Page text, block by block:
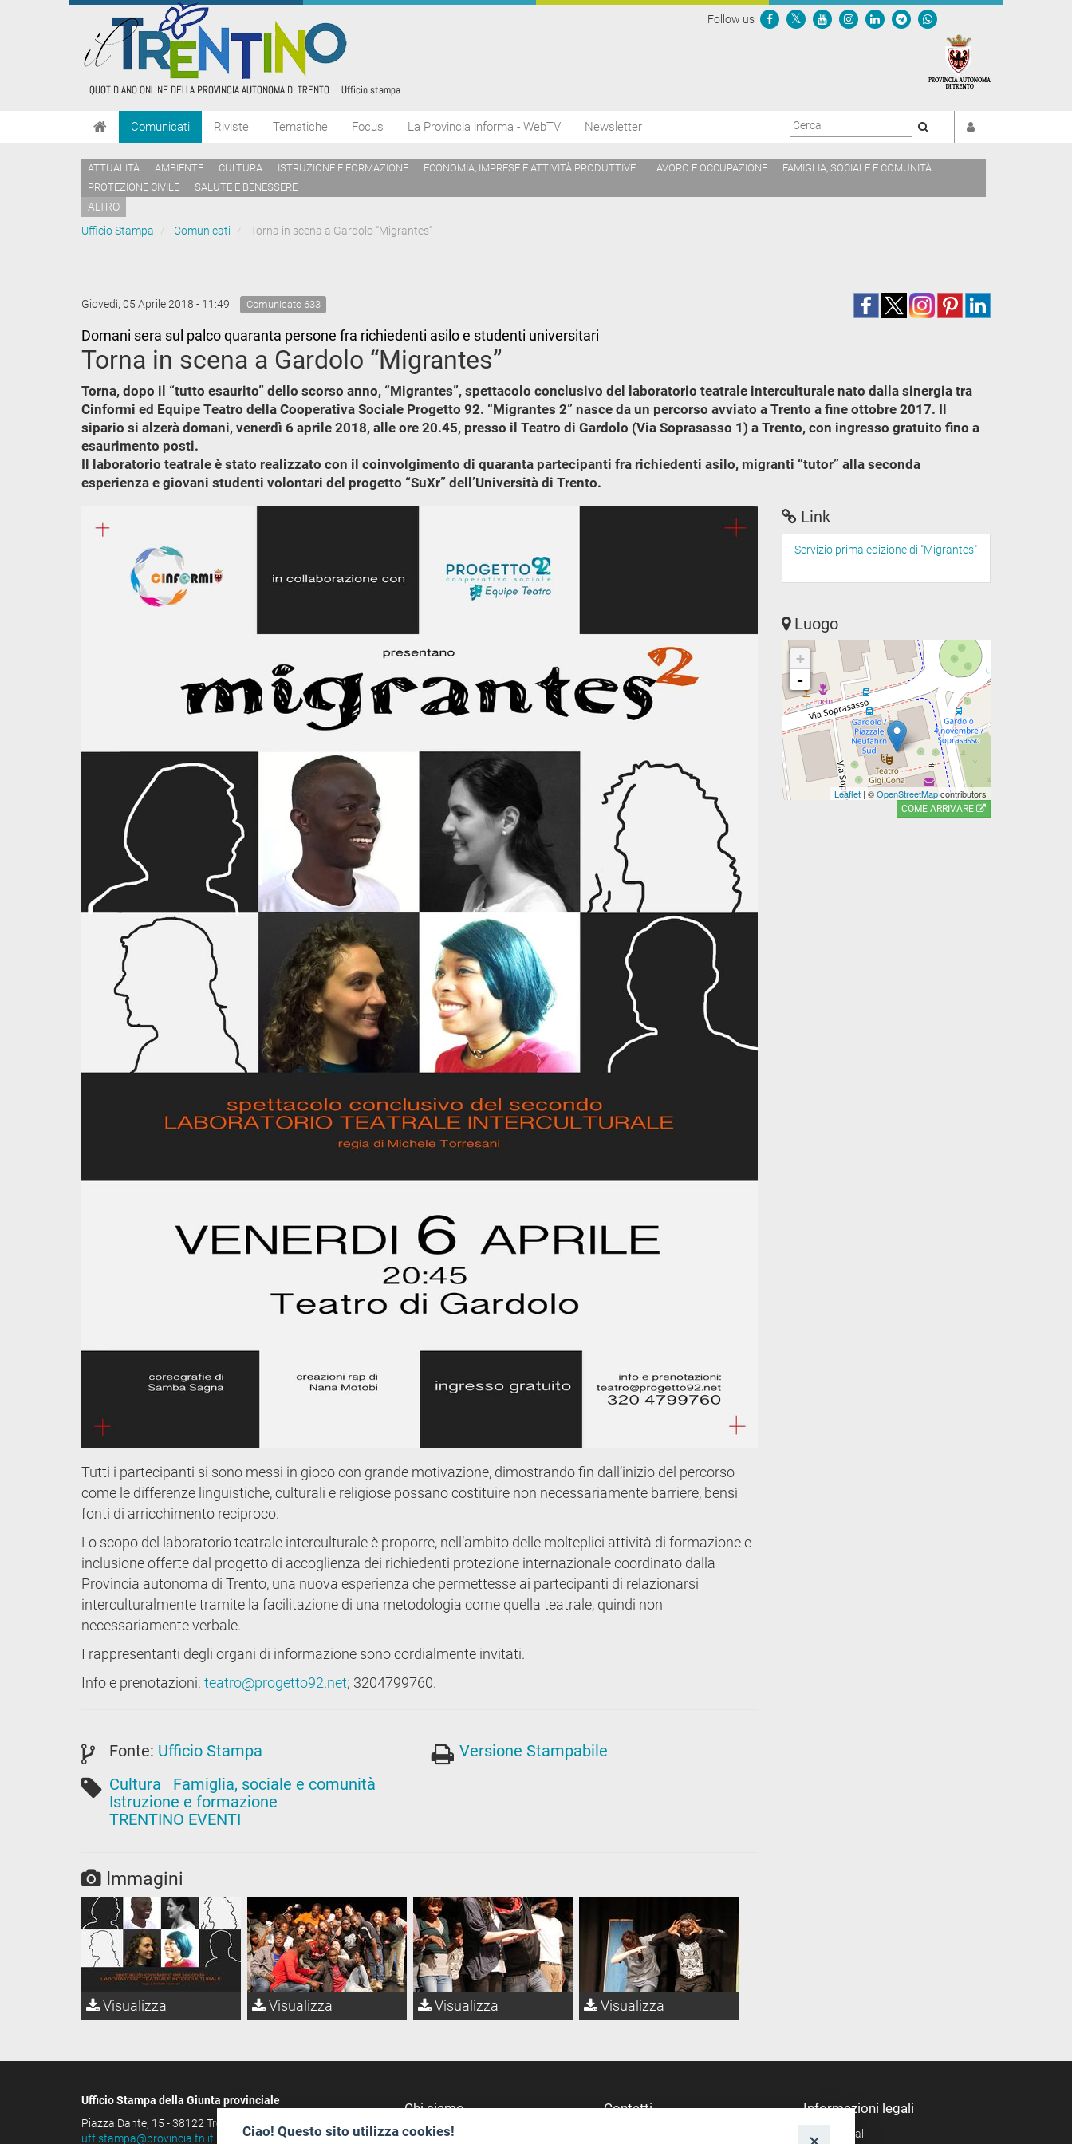
Follow us
Comunicati Riviste Tematiche Focus La Provincia informa - WebTV Newsletter
ATTUALITÀ AMBIENTE CULTURA ISTRUZIONE E FORMAZIONE ECONOMIA, IMPRESE E ATTIVITÀ PRODUTTIVE LAVORO E OCCUPAZIONE
FAMIGLIA, SOCIALE E COMUNITÀ
PROTEZIONE CIVILE
SALUTE E BENESSERE
ALTRO
Ufficio Stampa
Comunicati Torna in scena a Gardolo “Migrantes”
Giovedì, 05 Aprile 2018 - 11:49 Comunicato 633
Domani sera sul palco quaranta persone fra richiedenti asilo e studenti universitari
Torna in scena a Gardolo “Migrantes”
Torna, dopo il “tutto esaurito” dello scorso anno, “Migrantes”, spettacolo conclusivo del laboratorio teatrale interculturale nato dalla sinergia tra
Cinformi ed Equipe Teatro della Cooperativa Sociale Progetto 92. “Migrantes 2” nasce da un percorso avviato a Trento a fine ottobre 2017. Il
sipario si alzerà domani, venerdì 6 aprile 2018, alle ore 20.45, presso il Teatro di Gardolo (Via Soprasasso 1) a Trento, con ingresso gratuito fino a
esaurimento posti.
Il laboratorio teatrale è stato realizzato con il coinvolgimento di quaranta partecipanti fra richiedenti asilo, migranti “tutor” alla seconda
esperienza e giovani studenti volontari del progetto “SuXr” dell’Università di Trento.
Tutti i partecipanti si sono messi in gioco con grande motivazione, dimostrando fin dall’inizio del percorso
come le differenze linguistiche, culturali e religiose possano costituire non necessariamente barriere, bensì
fonti di arricchimento reciproco.
Lo scopo del laboratorio teatrale interculturale è proporre, nell’ambito delle molteplici attività di formazione e
inclusione offerte dal progetto di accoglienza dei richiedenti protezione internazionale coordinato dalla
Provincia autonoma di Trento, una nuova esperienza che permettesse ai partecipanti di relazionarsi
interculturalmente tramite la facilitazione di una metodologia come quella teatrale, quindi non
necessariamente verbale.
I rappresentanti degli organi di informazione sono cordialmente invitati.
Info e prenotazioni: teatro@progetto92.net; 3204799760.
Fonte: Ufficio Stampa
Cultura
Famiglia, sociale e comunità
Istruzione e formazione
TRENTINO EVENTI
Versione Stampabile
Immagini
Visualizza Visualizza Visualizza Visualizza
Link
Servizio prima edizione di "Migrantes"
Luogo
+
-
Leaflet | ©OpenStreetMapcontributors
COME ARRIVARE
Ufficio Stampa della Giunta provinciale
Piazza Dante, 15 - 38122 Trento (IT)
uff.stampa@provincia.tn.it
Chi siamo
Redazione
Contatti Informazioni legali
Note legali
Ciao! Questo sito utilizza cookies!